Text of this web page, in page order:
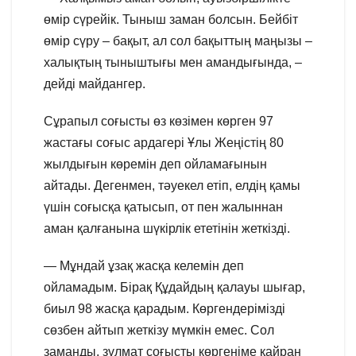
өмір сүрейік. Тыныш заман болсын. Бейбіт
өмір сүру – бақыт, ал сол бақыттың маңызы –
халықтың тыныштығы мен амандығында, –
дейді майдангер.
Сұрапыл соғысты өз көзімен көрген 97
жастағы соғыс ардагері Ұлы Жеңістің 80
жылдығын көремін деп ойламағынын
айтады. Дегенмен, тәуекел етіп, елдің қамы
үшін соғысқа қатысып, от пен жалыннан
аман қалғанына шүкірлік ететінін жеткізді.
— Мұндай ұзақ жасқа келемін деп
ойламадым. Бірақ Құдайдың қалауы шығар,
биыл 98 жасқа қарадым. Көргендерімізді
сөзбен айтып жеткізу мүмкін емес. Сол
заманды, зұлмат соғысты көргеніме қайран